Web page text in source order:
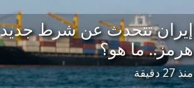
إيران تتحدث عن شرط جديد
هرمز.. ما هو؟
منذ 27 دقيقة